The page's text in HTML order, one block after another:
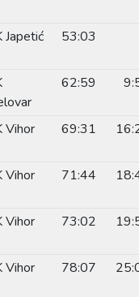
Japetić 53:03
62:59
Vihor 69:31
Vihor 71:44
Vihor 73:02
Vihor 78:07